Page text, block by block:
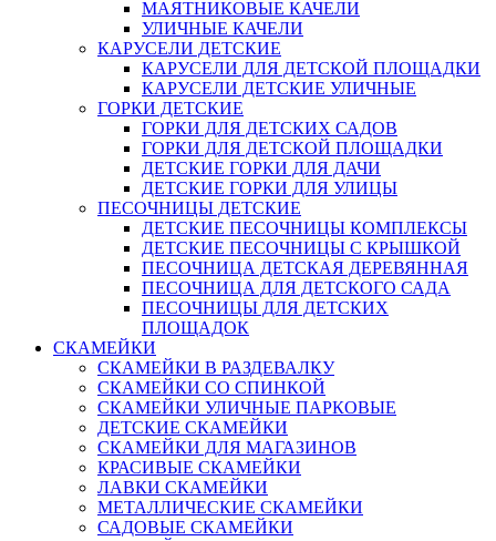
МАЯТНИКОВЫЕ КАЧЕЛИ
УЛИЧНЫЕ КАЧЕЛИ
КАРУСЕЛИ ДЕТСКИЕ
КАРУСЕЛИ ДЛЯ ДЕТСКОЙ ПЛОЩАДКИ
КАРУСЕЛИ ДЕТСКИЕ УЛИЧНЫЕ
ГОРКИ ДЕТСКИЕ
ГОРКИ ДЛЯ ДЕТСКИХ САДОВ
ГОРКИ ДЛЯ ДЕТСКОЙ ПЛОЩАДКИ
ДЕТСКИЕ ГОРКИ ДЛЯ ДАЧИ
ДЕТСКИЕ ГОРКИ ДЛЯ УЛИЦЫ
ПЕСОЧНИЦЫ ДЕТСКИЕ
ДЕТСКИЕ ПЕСОЧНИЦЫ КОМПЛЕКСЫ
ДЕТСКИЕ ПЕСОЧНИЦЫ С КРЫШКОЙ
ПЕСОЧНИЦА ДЕТСКАЯ ДЕРЕВЯННАЯ
ПЕСОЧНИЦА ДЛЯ ДЕТСКОГО САДА
ПЕСОЧНИЦЫ ДЛЯ ДЕТСКИХ
ПЛОЩАДОК
СКАМЕЙКИ
СКАМЕЙКИ В РАЗДЕВАЛКУ
СКАМЕЙКИ СО СПИНКОЙ
СКАМЕЙКИ УЛИЧНЫЕ ПАРКОВЫЕ
ДЕТСКИЕ СКАМЕЙКИ
СКАМЕЙКИ ДЛЯ МАГАЗИНОВ
КРАСИВЫЕ СКАМЕЙКИ
ЛАВКИ СКАМЕЙКИ
МЕТАЛЛИЧЕСКИЕ СКАМЕЙКИ
САДОВЫЕ СКАМЕЙКИ